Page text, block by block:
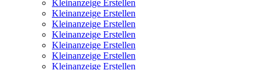
Kleinanzeige Erstellen
Kleinanzeige Erstellen
Kleinanzeige Erstellen
Kleinanzeige Erstellen
Kleinanzeige Erstellen
Kleinanzeige Erstellen
Kleinanzeige Erstellen